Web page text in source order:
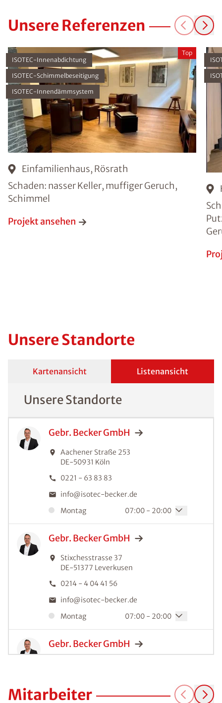
Unsere Referenzen
ISOTEC-Innenabdichtung
ISOTEC-Schimmelbeseitigung
ISOTEC-Innendämmsystem
Top
Einfamilienhaus, Rösrath
Schaden: nasser Keller, muffiger Geruch,
Schimmel
Projekt ansehen
Unsere Standorte
Kartenansicht Listenansicht
Unsere Standorte
Gebr. BeckerGmbH
Aachener Straße 253
DE-50931 Köln
0221 - 63 83 83
info@isotec-becker.de
Montag
07:00 - 20:00
Gebr. BeckerGmbH
Stixchesstrasse 37
DE-51377 Leverkusen
0214 - 4 04 41 56
info@isotec-becker.de
Montag
07:00 - 20:00
Gebr. BeckerGmbH
02202 - 29 29 0
Mitarbeiter